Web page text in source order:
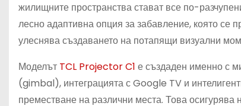
жилищните пространства стават все по-
лесно адаптивна опция за забавление, която се
улеснява създаването на потапящи визуални
Моделът TCL Projector C1 е създаден именно с
(gimbal), интеграцията с Google TV и
преместване на различни места. Това